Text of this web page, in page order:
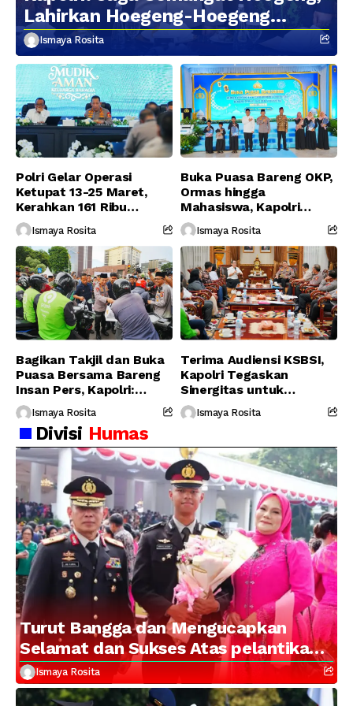
Lahirkan Hoegeng-Hoegeng
Berikutnya
Ismaya Rosita
Polri Gelar Operasi
Ketupat 13-25 Maret,
Kerahkan 161 Ribu
Personel Gabungan
Ismaya Rosita
Buka Puasa Bareng OKP,
Ormas hingga
Mahasiswa, Kapolri
Serukan Jaga
Persatuan-Dukung
Program Pemerintah
Ismaya Rosita
Bagikan Takjil dan Buka
Puasa Bersama Bareng
Insan Pers, Kapolri:
Suara Media Suara
Publik
Ismaya Rosita
Terima Audiensi KSBSI,
Kapolri Tegaskan
Sinergitas untuk
Perjuangkan Hak Buruh
Ismaya Rosita
Divisi Humas
Turut Bangga dan Mengucapkan
Selamat dan Sukses Atas pelantikan
Putra Brigjen Pol Drs, A.M Kamal.
Sebagai Perwira Polri Lulusan AKPOL
Ismaya Rosita